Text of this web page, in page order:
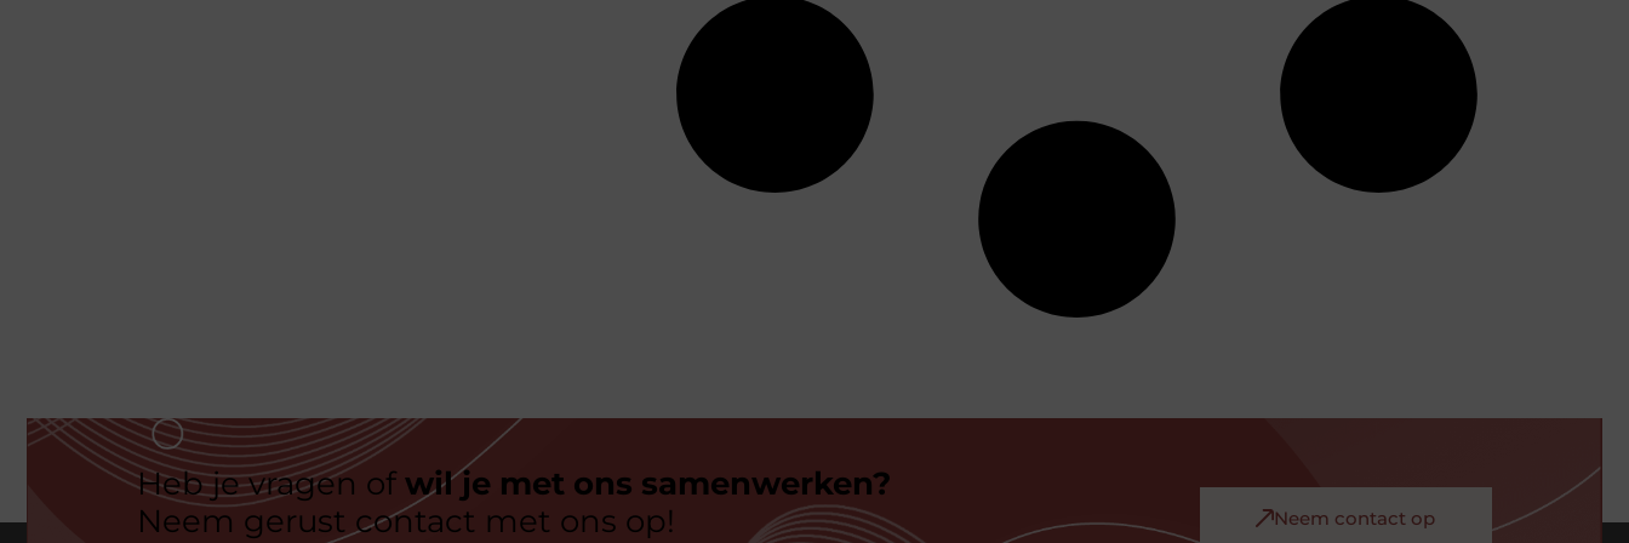
Heb je vragen of wil je met ons samenwerken?
Neem gerust contact met ons op!
Neem contact op